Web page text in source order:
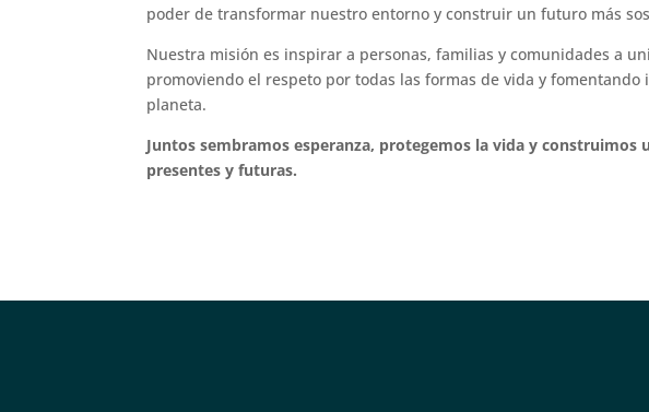
poder de transformar nuestro entorno y construir un futuro más
Nuestra misión es inspirar a personas, familias y comunidades a
promoviendo el respeto por todas las formas de vida y
planeta.
Juntos sembramos esperanza, protegemos la vida y construimos
presentes y futuras.